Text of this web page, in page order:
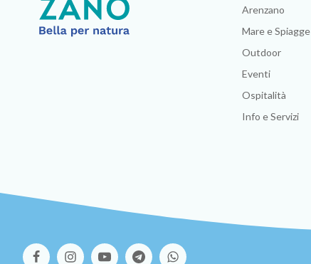
Arenzano
Mare e Spiagge
Outdoor
Eventi
Ospitalità
Info e Servizi